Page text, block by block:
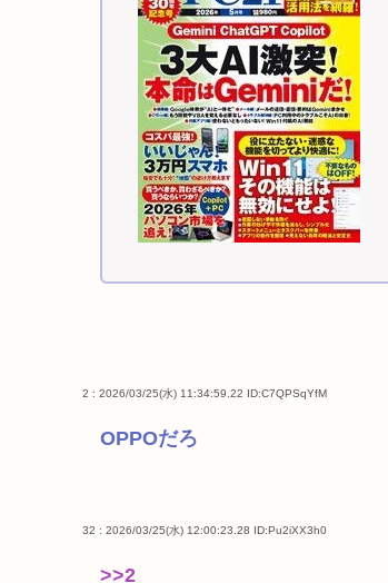
2 : 2026/03/25(水) 11:34:59.22 ID:C7QPSqYfM
OPPOだろ
32 : 2026/03/25(水) 12:00:23.28 ID:Pu2iXX3h0
>>2